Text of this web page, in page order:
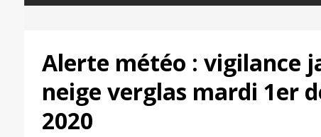
Alerte météo : vigilance
neige verglas mardi 1er
2020